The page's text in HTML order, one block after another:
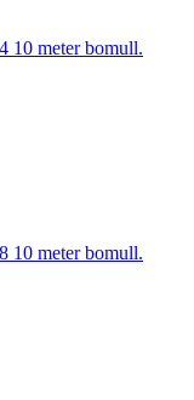
10 meter bomull.
10 meter bomull.